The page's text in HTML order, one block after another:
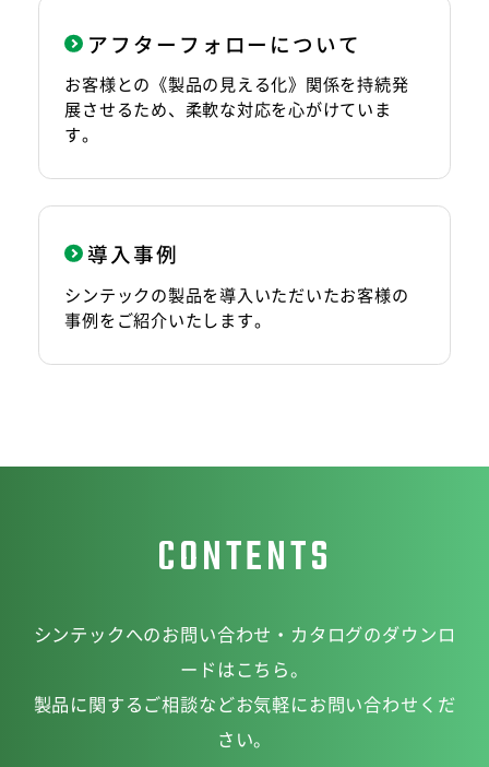
アフターフォローについて
お客様との《製品の見える化》関係を持続発
展させるため、柔軟な対応を心がけていま
す。
導入事例
シンテックの製品を導入いただいたお客様の
事例をご紹介いたします。
CONTENTS
シンテックへのお問い合わせ・カタログのダウンロ
ードはこちら。
製品に関するご相談などお気軽にお問い合わせくだ
さい。